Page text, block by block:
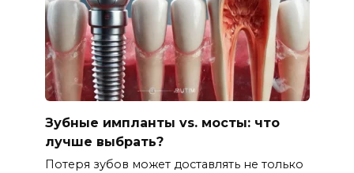
Зубные импланты vs. мосты: что
лучше выбрать?
Потеря зубов может доставлять не только